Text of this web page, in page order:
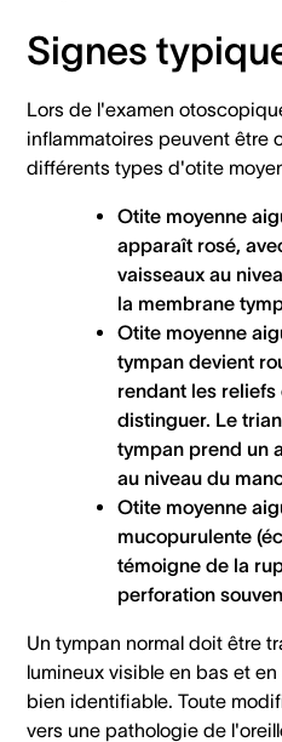
Signes
Lors de l'examen
inflammatoires peuvent être
différents types d'otite
Otite moyenne
apparaît rosé,
vaisseaux au
la membrane
Otite moyenne
tympan devient
rendant les
distinguer. Le
tympan prend un
au niveau du
Otite moyenne
mucopurulente
témoigne de la
perforation
Un tympan normal doit être
lumineux visible en bas et
bien identifiable. Toute
vers une pathologie de